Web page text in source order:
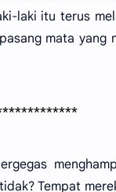
laki itu terus
mata yang
Tempat